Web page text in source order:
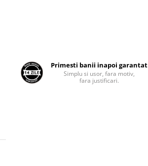
Primesti banii inapoi garantat
Simplu si usor, fara motiv,
fara justificari.